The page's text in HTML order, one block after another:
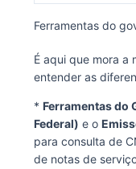
Ferramentas do
É aqui que mora a
entender as
* Ferramentas do
Federal) e o
para consulta de
de notas de